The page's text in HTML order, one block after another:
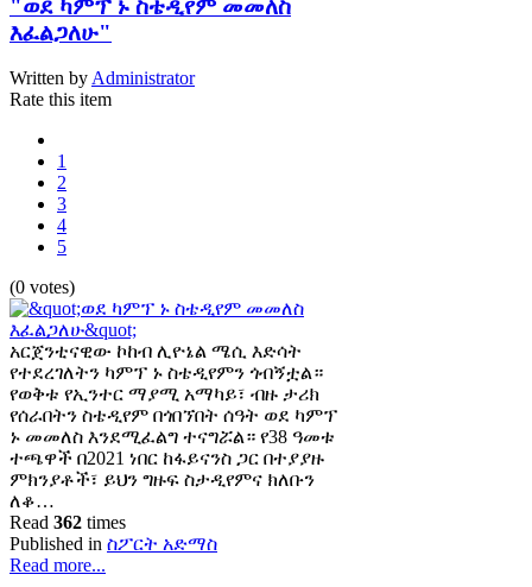
"ወደ ካምፕ ኑ ስቴዲየም መመለስ
እፈልጋለሁ"
Written byAdministrator
Rate this item
1
2
3
4
5
(0 votes)
አርጀንቲናዊው ኮከብ ሊዮኔል ሜሲ እድሳት
የተደረገለትን ካምፕ ኑ ስቴዲየምን ጎብኝቷል።
የወቅቱ የኢንተር ማያሚ አማካይ፣ ብዙ ታሪክ
የሰራበትን ስቴዲየም በጎበኘበት ሰዓት ወደ ካምፕ
ኑ መመለስ እንደሚፈልግ ተናግሯል። የ38 ዓመቱ
ተጫዋች በ2021 ነበር ከፋይናንስ ጋር በተያያዙ
ምክንያቶች፣ ይህን ግዙፍ ስታዲየምና ክለቡን
ለቆ…
Read 362 times
Published in ስፖርት አድማስ
Read more...